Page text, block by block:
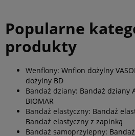
Popularne
produkty
Wenflony: Wnflon dożylny
dożylny BD
Bandaż dziany: Bandaż dziany
BIOMAR
Bandaż elastyczny: Bandaż
Bandaż elastyczny z zapinką
Bandaż samoprzylepny: